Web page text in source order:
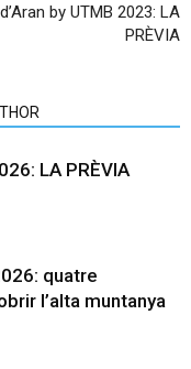
by UTMB 2023: LA
PRÈVIA
LA PRÈVIA
quatre
l’alta muntanya